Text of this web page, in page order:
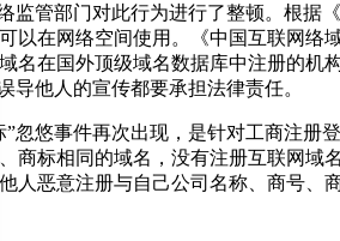
监管部门对此行为进行了整顿。根
以在网络空间使用。《中国互联网
名在国外顶级域名数据库中注册的
导他人的宣传都要承担法律责任。
忽悠事件再次出现，是针对工商注册
商标相同的域名，没有注册互联网
人恶意注册与自己公司名称、商号